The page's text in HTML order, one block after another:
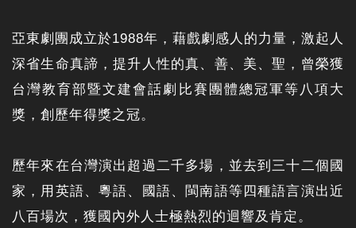
亞東劇團成立於1988年，藉戲劇感人的力量，激起人
深省生命真諦，提升人性的真、善、美、聖，曾榮獲
台灣教育部暨文建會話劇比賽團體總冠軍等八項大
獎，創歷年得獎之冠。
歷年來在台灣演出超過二千多場，並去到三十二個國
家，用英語、粵語、國語、閩南語等四種語言演出近
八百場次，獲國內外人士極熱烈的迴響及肯定。